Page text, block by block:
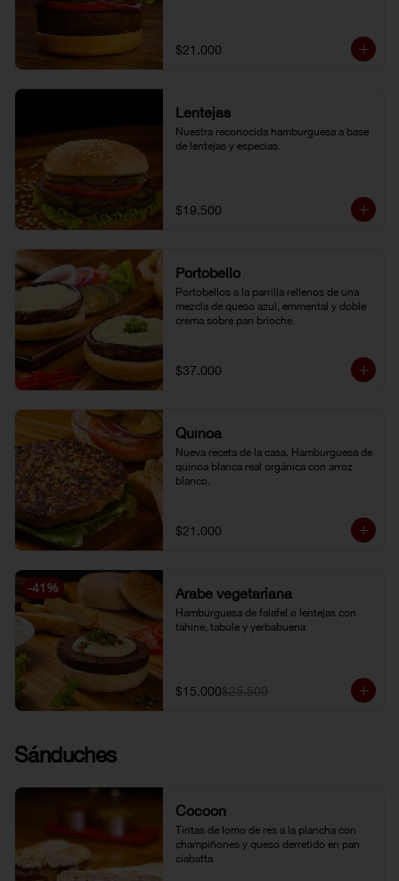
$21.000
Lentejas
Nuestra reconocida hamburguesa a base
de lentejas y especias.
$19.500
Portobello
Portobellos a la parrilla rellenos de una
mezcla de queso azul, emmental y doble
crema sobre pan brioche.
$37.000
Quínoa
Nueva receta de la casa. Hamburguesa de
quinoa blanca real orgánica con arroz
blanco.
$21.000
-41 % Árabe vegetariana
Hamburguesa de falafel o lentejas con
tahine, tabule y yerbabuena
$15.000$25.500
Sánduches
Cocoon
Tiritas de lomo de res a la plancha con
champiñones y queso derretido en pan
ciabatta